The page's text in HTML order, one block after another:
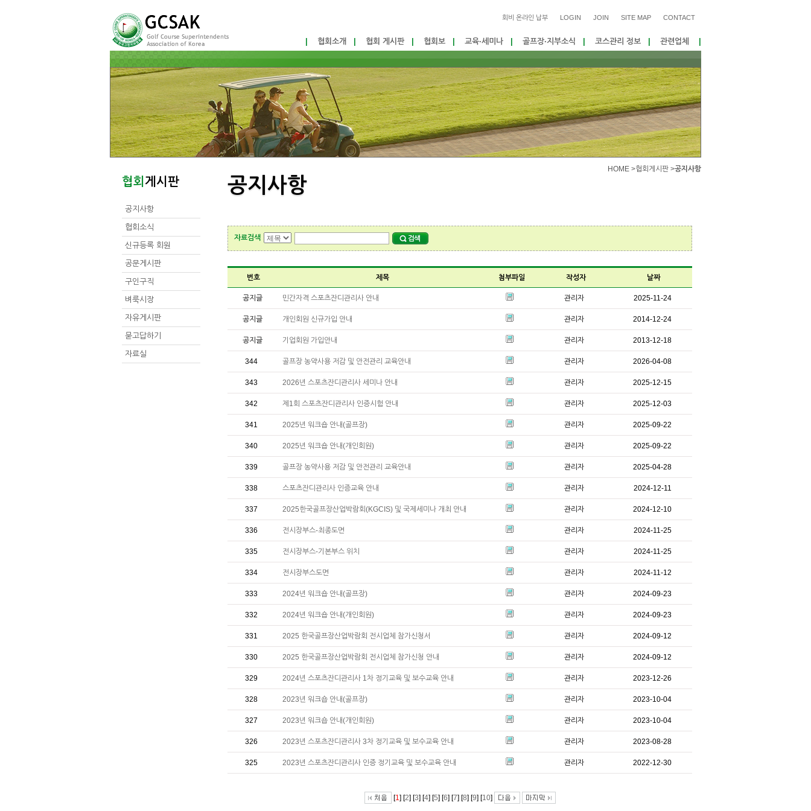
회비 온라인 납부 LOGIN JOIN SITE MAP CONTACT
협회소개 협회 게시판 협회보 교육·세미나 골프장·지부소식 코스관리 정보 관련업체
협회 게시판
공지사항
협회소식
신규등록 회원
공문게시판
구인구직
벼룩시장
자유게시판
묻고답하기
자료실
HOME >협회게시판 >공지사항
공지사항
자료검색
번호 제목 첨부파일 작성자 날짜
공지글 민간자격 스포츠잔디관리사 안내 관리자 2025-11-24
공지글 개인회원 신규가입 안내 관리자 2014-12-24
공지글 기업회원 가입안내 관리자 2013-12-18
344 골프장 농약사용 저감 및 안전관리 교육안내 관리자 2026-04-08
343 2026년 스포츠잔디관리사 세미나 안내 관리자 2025-12-15
342 제1회 스포츠잔디관리사 인증시험 안내 관리자 2025-12-03
341 2025년 워크숍 안내(골프장) 관리자 2025-09-22
340 2025년 워크숍 안내(개인회원) 관리자 2025-09-22
339 골프장 농약사용 저감 및 안전관리 교육안내 관리자 2025-04-28
338 스포츠잔디관리사 인증교육 안내 관리자 2024-12-11
337 2025한국골프장산업박람회(KGCIS) 및 국제세미나 개최 안내 관리자 2024-12-10
336 전시장부스-최종도면 관리자 2024-11-25
335 전시장부스-기본부스 위치 관리자 2024-11-25
334 전시장부스도면 관리자 2024-11-12
333 2024년 워크숍 안내(골프장) 관리자 2024-09-23
332 2024년 워크숍 안내(개인회원) 관리자 2024-09-23
331 2025 한국골프장산업박람회 전시업체 참가신청서 관리자 2024-09-12
330 2025 한국골프장산업박람회 전시업체 참가신청 안내 관리자 2024-09-12
329 2024년 스포츠잔디관리사 1차 정기교육 및 보수교육 안내 관리자 2023-12-26
328 2023년 워크숍 안내(골프장) 관리자 2023-10-04
327 2023년 워크숍 안내(개인회원) 관리자 2023-10-04
326 2023년 스포츠잔디관리사 3차 정기교육 및 보수교육 안내 관리자 2023-08-28
325 2023년 스포츠잔디관리사 인증 정기교육 및 보수교육 안내 관리자 2022-12-30
[1] [2] [3] [4] [5] [6] [7] [8] [9] [10]